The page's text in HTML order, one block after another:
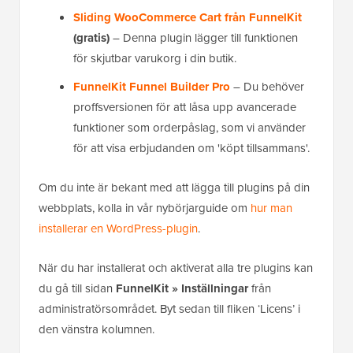
Sliding WooCommerce Cart från FunnelKit
(gratis)– Denna plugin lägger till funktionen
för skjutbar varukorg i din butik.
FunnelKit Funnel Builder Pro – Du behöver
proffsversionen för att låsa upp avancerade
funktioner som orderpåslag, som vi använder
för att visa erbjudanden om 'köpt tillsammans'.
Om du inte är bekant med att lägga till plugins på din
webbplats, kolla in vår nybörjarguide om hur man
installerar en WordPress-plugin.
När du har installerat och aktiverat alla tre plugins kan
du gå till sidan FunnelKit » Inställningarfrån
administratörsområdet. Byt sedan till fliken ‘Licens’ i
den vänstra kolumnen.